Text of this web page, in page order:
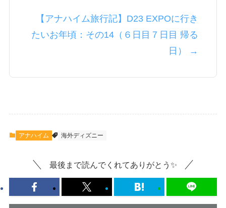
【アナハイム旅行記】D23 EXPOに行き
たいお年頃：その14（６日目７日目 帰る
日） →
アナハイム 海外ディズニー
最後まで読んでくれてありがとう✨